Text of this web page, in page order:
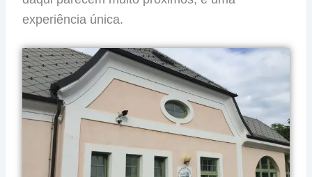
experiência única.